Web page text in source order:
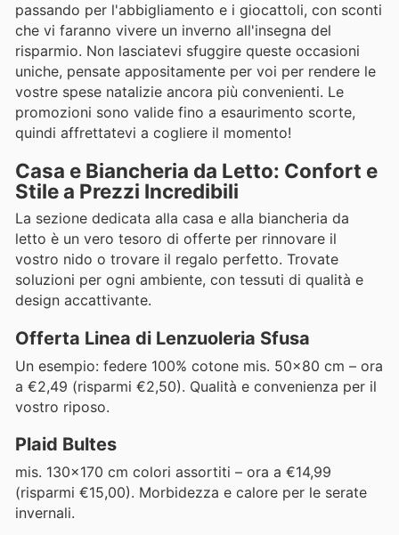
passando per l'abbigliamento e i giocattoli, con sconti
che vi faranno vivere un inverno all'insegna del
risparmio. Non lasciatevi sfuggire queste occasioni
uniche, pensate appositamente per voi per rendere le
vostre spese natalizie ancora più convenienti. Le
promozioni sono valide fino a esaurimento scorte,
quindi affrettatevi a cogliere il momento!
Casa e Biancheria da Letto: Confort e
Stile a Prezzi Incredibili
La sezione dedicata alla casa e alla biancheria da
letto è un vero tesoro di offerte per rinnovare il
vostro nido o trovare il regalo perfetto. Trovate
soluzioni per ogni ambiente, con tessuti di qualità e
design accattivante.
Offerta Linea di Lenzuoleria Sfusa
Un esempio: federe 100% cotone mis. 50x80 cm – ora
a €2,49 (risparmi €2,50). Qualità e convenienza per il
vostro riposo.
Plaid Bultes
mis. 130x170 cm colori assortiti – ora a €14,99
(risparmi €15,00). Morbidezza e calore per le serate
invernali.